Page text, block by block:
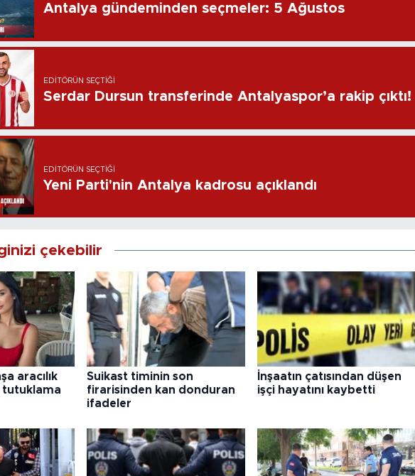
Antalya gündeminden seçmeler: 5 Ağustos
EDITÖRÜN SEÇTIĞI
Serdar Dursun transferinde Antalyaspor’a rakip çıktı!
EDITÖRÜN SEÇTIĞI
Yeni Parti'nin Antalya kadrosu açıklandı
çekebilir
aracılık
tutuklama
Suikast timinin son
firarisinden kan donduran
ifadeler
İnşaatın çatısından düşen
işçi hayatını kaybetti